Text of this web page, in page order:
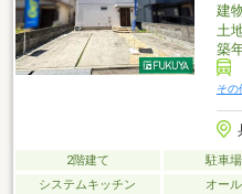
建
土
築
その
2階建て 駐車
システムキッチン
オー